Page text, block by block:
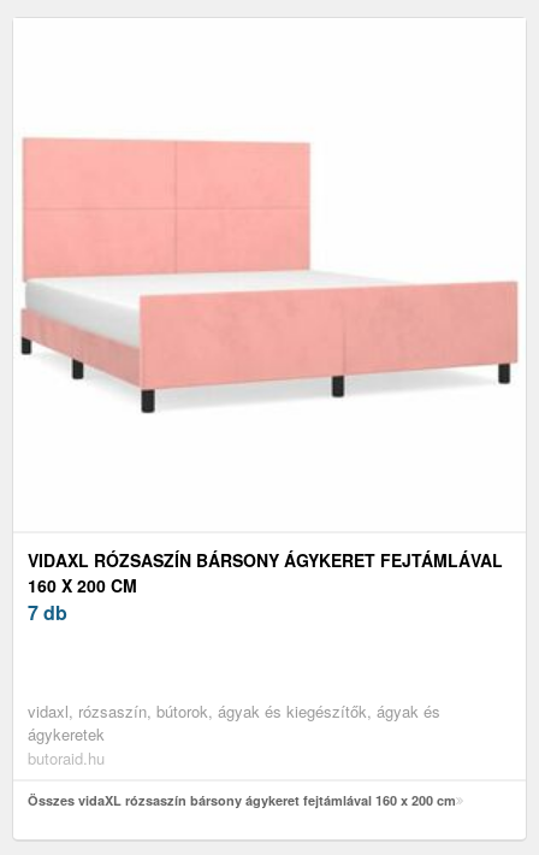
VIDAXL RÓZSASZÍN BÁRSONY ÁGYKERET FEJTÁMLÁVAL
160 X 200 CM
7 db
vidaxl, rózsaszín, bútorok, ágyak és kiegészítők, ágyak és
ágykeretek
butoraid.hu
Összes vidaXL rózsaszín bársony ágykeret fejtámlával 160 x 200 cm